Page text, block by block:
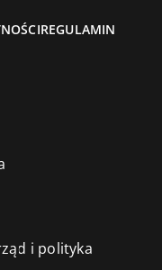
REGULAMIN
i polityka